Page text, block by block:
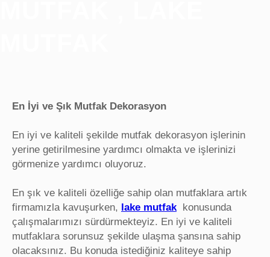
En İyi ve Şık Mutfak Dekorasyon
En iyi ve kaliteli şekilde mutfak dekorasyon işlerinin
yerine getirilmesine yardımcı olmakta ve işlerinizi
görmenize yardımcı oluyoruz.
En şık ve kaliteli özelliğe sahip olan mutfaklara artık
firmamızla kavuşurken, lake mutfak konusunda
çalışmalarımızı sürdürmekteyiz. En iyi ve kaliteli
mutfaklara sorunsuz şekilde ulaşma şansına sahip
olacaksınız. Bu konuda istediğiniz kaliteye sahip